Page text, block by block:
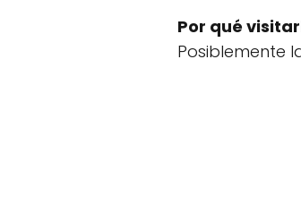
Por qué
Posiblemente